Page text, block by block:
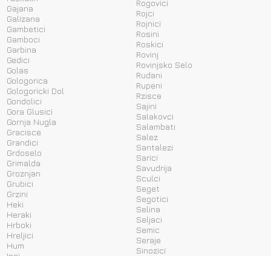
Gajana
Galizana
Gambetici
Gamboci
Garbina
Gedici
Golas
Gologorica
Gologoricki Dol
Gondolici
Gora Glusici
Gornja Nugla
Gracisce
Grandici
Grdoselo
Grimalda
Groznjan
Grubici
Grzini
Heki
Heraki
Hrboki
Hreljici
Hum
Rogovici
Rojci
Rojnici
Rosini
Roskici
Rovinj
Rovinjsko Selo
Rudani
Rupeni
Rzisce
Sajini
Salakovci
Salambati
Salez
Santalezi
Sarici
Savudrija
Sculci
Seget
Segotici
Selina
Seljaci
Semic
Seraje
Sinozici